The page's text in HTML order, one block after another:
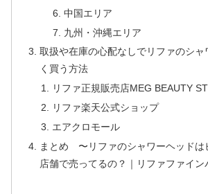
中国エリア
九州・沖縄エリア
取扱や在庫の心配なしでリファのシャ
く買う方法
リファ正規販売店MEG BEAUTY
リファ楽天公式ショップ
エアクロモール
まとめ 〜リファのシャワーヘッドは
店舗で売ってるの？｜リファファイ